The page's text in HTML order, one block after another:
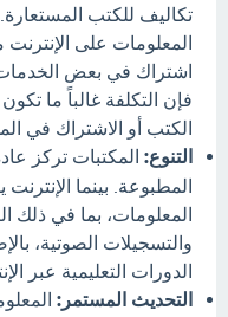
تكاليف للكتب
المعلومات على
اشتراك في بعض الخدمات
فإن التكلفة غالباً ما
الكتب أو الاشتراك في
التنوع: المكتبات تركز
المطبوعة. بينما الإنترنت
المعلومات، بما في ذلك
والتسجيلات الصوتية،
الدورات التعليمية عبر
التحديث المستمر: